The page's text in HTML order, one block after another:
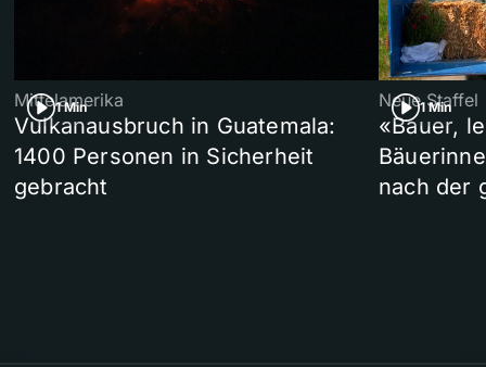
1 Min
Mittelamerika
Vulkanausbruch in Guatemala:
1400 Personen in Sicherheit
gebracht
1 Min
Neue Staffel
«Bauer,
nach der